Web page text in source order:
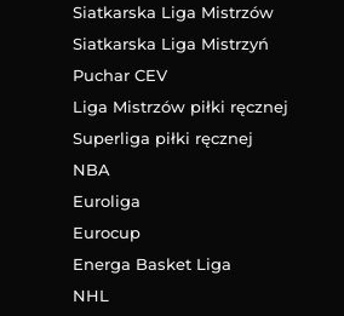
Siatkarska Liga Mistrzów
Siatkarska Liga Mistrzyń
Puchar CEV
Liga Mistrzów piłki ręcznej
Superliga piłki ręcznej
NBA
Euroliga
Eurocup
Energa Basket Liga
NHL